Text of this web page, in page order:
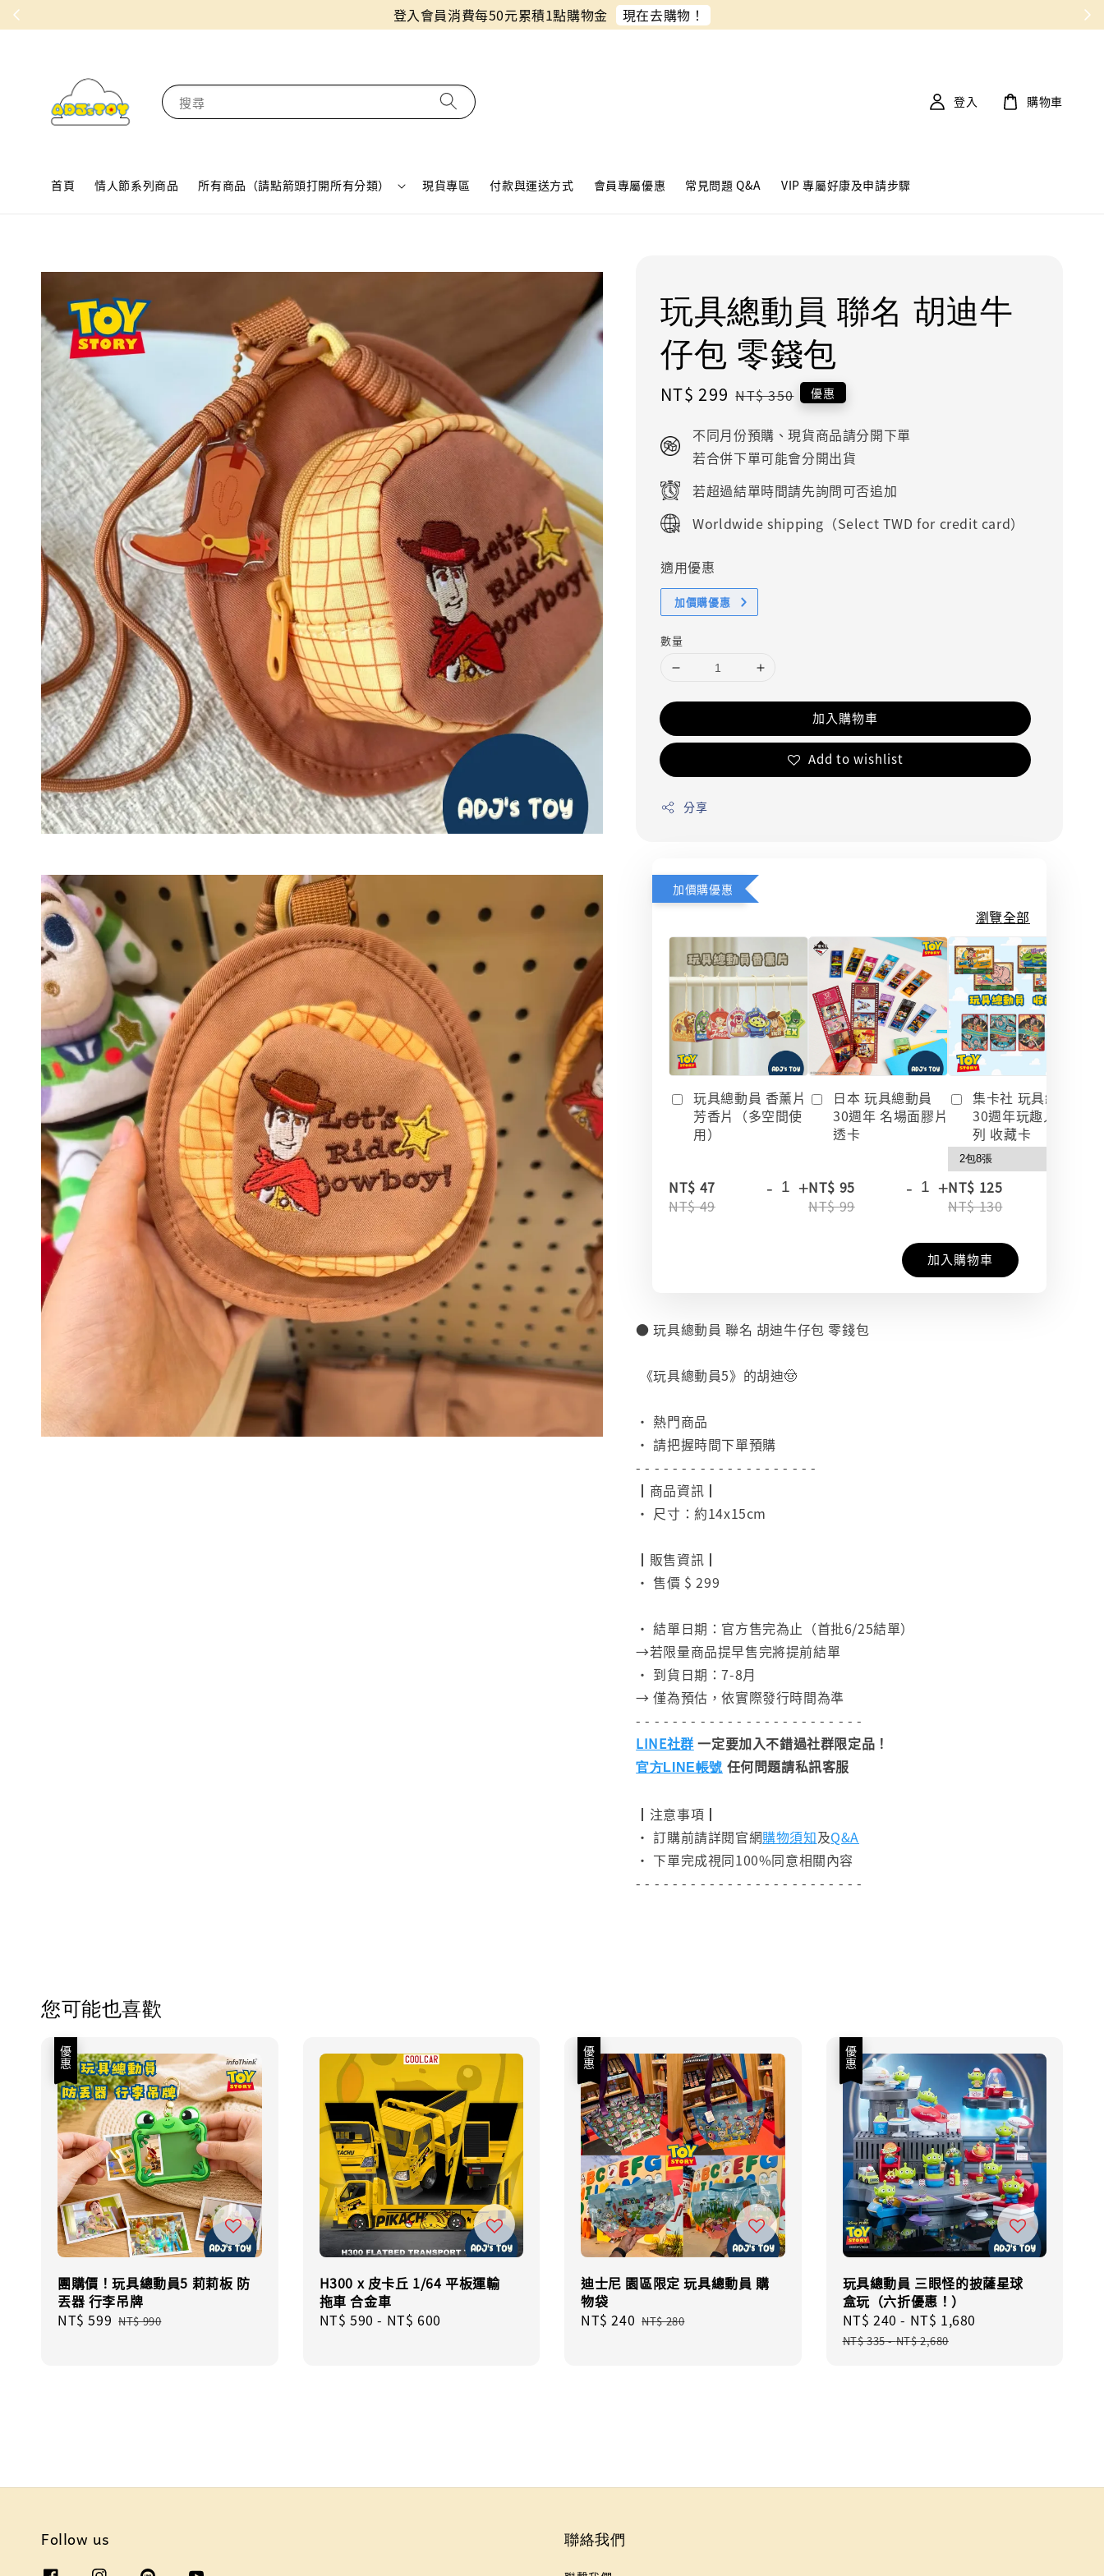
同月份預購單免費合併！只需付一筆運費
搜尋
首頁 情人節系列商品 所有商品（請點箭頭打開所有分類） 現貨專區 付款與運送方式 會員專屬優惠 常見問題 Q&A VIP 專屬好康及申請步驟
登入 購物車
玩具總動員 聯名 胡迪牛
仔包 零錢包
Sale
NT$ 299 Regular
NT$ 350 優惠
不同月份預購、現貨商品請分開下單
若合併下單可能會分開出貨
若超過結單時間請先詢問可否追加
Worldwide shipping（Select TWD for credit card）
適用優惠
加價購優惠
數量
加入購物車
Add to wishlist
分享
加價購優惠
瀏覽全部
玩具總動員 香薰片
芳香片（多空間使
用）
NT$ 47
NT$ 49
- +
日本 玩具總動員
30週年 名場面膠片
透卡
NT$ 95
NT$ 99
- +
集卡社 玩具總動員
30週年玩趣人生系
列 收藏卡
NT$ 125
NT$ 130
加入購物車
● 玩具總動員 聯名 胡迪牛仔包 零錢包
《玩具總動員5》的胡迪🤠
• 熱門商品
• 請把握時間下單預購
- - - - - - - - - - - - - - - - - - - -
┃商品資訊┃
• 尺寸：約14x15cm
┃販售資訊┃
• 售價 $ 299
• 結單日期：官方售完為止（首批6/25結單）
→若限量商品提早售完將提前結單
• 到貨日期：7-8月
→ 僅為預估，依實際發行時間為準
- - - - - - - - - - - - - - - - - - - - - - - - -
LINE社群 一定要加入不錯過社群限定品！
官方LINE帳號 任何問題請私訊客服
┃注意事項┃
• 訂購前請詳閱官網購物須知及Q&A
• 下單完成視同100%同意相關內容
- - - - - - - - - - - - - - - - - - - - - - - - -
您可能也喜歡
優惠
團購價！玩具總動員5 莉莉板 防
丟器 行李吊牌
Sale
NT$ 599 Regular
NT$ 990
H300 x 皮卡丘 1/64 平板運輸
拖車 合金車
Regular
NT$ 590 - NT$ 600
優惠
迪士尼 園區限定 玩具總動員 購
物袋
Sale
NT$ 240 Regular
NT$ 280
優惠
玩具總動員 三眼怪的披薩星球
盒玩（六折優惠！）
Sale
price
NT$ 240 - NT$ 1,680
NT$ 335-NT$ 2,680
Follow us 聯絡我們